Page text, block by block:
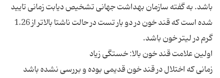
باشد. به گفته سازمان بهداشت جهانی تشخیص دیابت زمانی تایید
شده است که قند خون در دو بار تست در حالت ناشتا بالاتر از 1.26
زمانی که اختلال در قند خون قدیمی بوده و بررسی نشده باشد